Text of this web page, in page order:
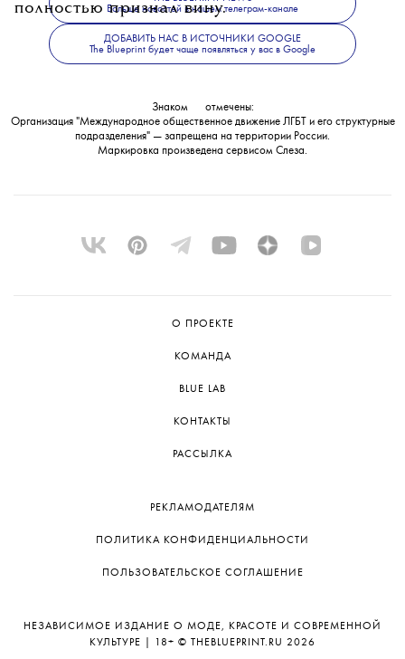
полностью признал вину.
Больше новостей в нашем телеграм-канале
ДОБАВИТЬ НАС В ИСТОЧНИКИ GOOGLE
The Blueprint будет чаще появляться у вас в Google
Знаком
отмечены:
Организация "Международное общественное движение ЛГБТ и его структурные
подразделения" — запрещена на территории России.
Маркировка произведена сервисом Слеза.
О ПРОЕКТЕ
КОМАНДА
BLUE LAB
КОНТАКТЫ
РАССЫЛКА
РЕКЛАМОДАТЕЛЯМ
ПОЛИТИКА КОНФИДЕНЦИАЛЬНОСТИ
ПОЛЬЗОВАТЕЛЬСКОЕ СОГЛАШЕНИЕ
НЕЗАВИСИМОЕ ИЗДАНИЕ О МОДЕ, КРАСОТЕ И СОВРЕМЕННОЙ
КУЛЬТУРЕ | 18+ © THEBLUEPRINT.RU 2026